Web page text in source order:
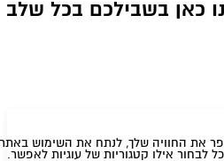
כאן בשבילכם בכל שלב
את החוויה שלך, לנתח את השימוש באתר
לבחור אילו קטגוריות של עוגיות לאפשר.